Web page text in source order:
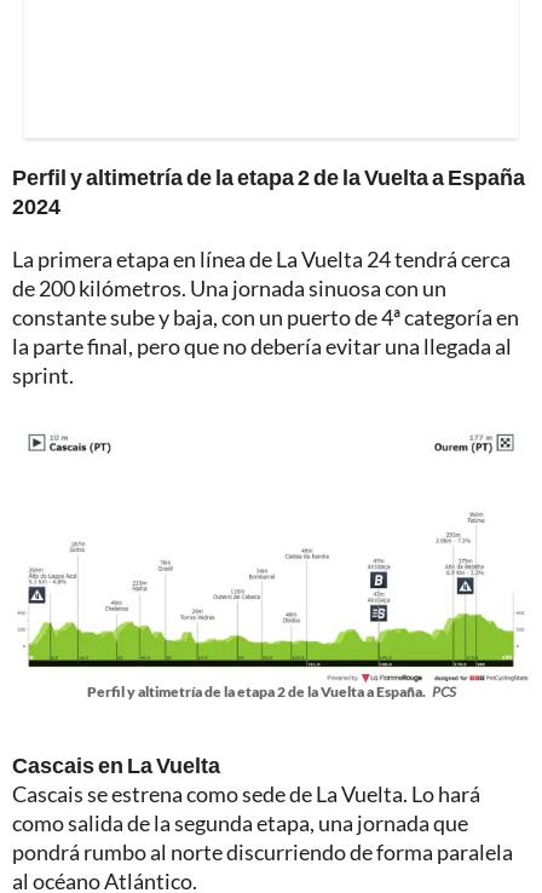
Perfil y altimetría de la etapa 2 de la Vuelta a España
2024
La primera etapa en línea de La Vuelta 24 tendrá cerca
de 200 kilómetros. Una jornada sinuosa con un
constante sube y baja, con un puerto de 4ª categoría en
la parte final, pero que no debería evitar una llegada al
sprint.
Perfil y altimetría de la etapa 2 de la Vuelta a España. PCS
Cascais en La Vuelta
Cascais se estrena como sede de La Vuelta. Lo hará
como salida de la segunda etapa, una jornada que
pondrá rumbo al norte discurriendo de forma paralela
al océano Atlántico.